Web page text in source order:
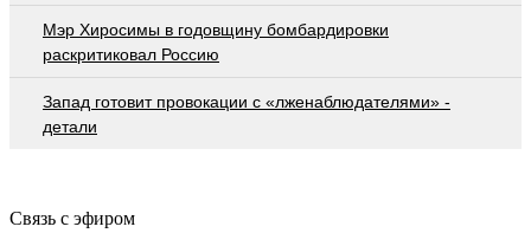
Мэр Хиросимы в годовщину бомбардировки
раскритиковал Россию
Запад готовит провокации с «лженаблюдателями» -
детали
Связь с эфиром